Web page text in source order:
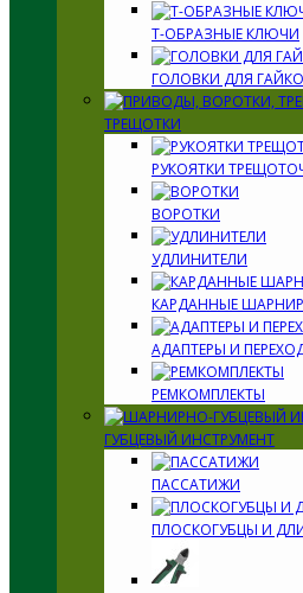
Т-ОБРАЗНЫЕ КЛЮЧИ
ГОЛОВКИ ДЛЯ
ТРЕЩОТКИ
РУКОЯТКИ
ВОРОТКИ
УДЛИНИТЕЛИ
КАРДАННЫЕ
АДАПТЕРЫ И
РЕМКОМПЛЕКТЫ
ГУБЦЕВЫЙ ИНСТРУМЕНТ
ПАССАТИЖИ
ПЛОСКОГУБЦЫ И